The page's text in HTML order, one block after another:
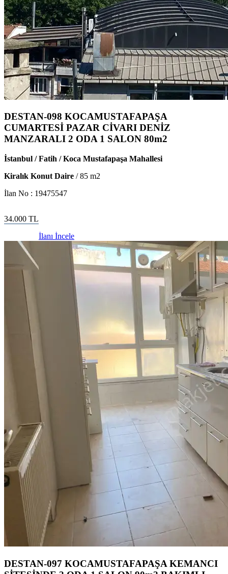
DESTAN-098 KOCAMUSTAFAPAŞA
CUMARTESİ PAZAR CİVARI DENİZ
MANZARALI 2 ODA 1 SALON 80m2
İstanbul / Fatih / Koca Mustafapaşa Mahallesi
Kiralık Konut Daire /85 m2
İlan No : 19475547
34.000 TL
İlanı İncele
DESTAN-097 KOCAMUSTAFAPAŞA KEMANCI